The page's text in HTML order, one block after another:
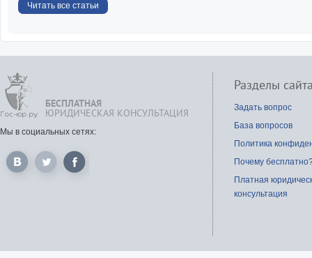
Читать все статьи
БЕСПЛАТНАЯ
ЮРИДИЧЕСКАЯ КОНСУЛЬТАЦИЯ
Мы в социальных сетях:
Разделы
Задать вопрос
База вопросов
Политика
Почему
Платная
консультация